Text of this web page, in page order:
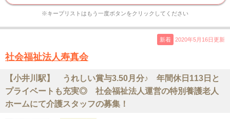
※キープリストはもう一度ボタンをクリックしてください
新着 2020年5月16日更新
社会福祉法人寿真会
【小井川駅】 うれしい賞与3.50月分♪ 年間休日113日と
プライベートも充実◎ 社会福祉法人運営の特別養護老人
ホームにて介護スタッフの募集！